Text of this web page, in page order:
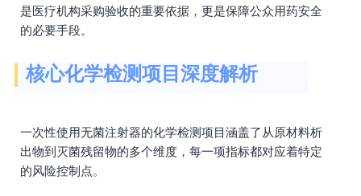
是医疗机构采购验收的重要依据，更是保障公众用药安全
的必要手段。
核心化学检测项目深度解析
一次性使用无菌注射器的化学检测项目涵盖了从原材料析
出物到灭菌残留物的多个维度，每一项指标都对应着特定
的风险控制点。